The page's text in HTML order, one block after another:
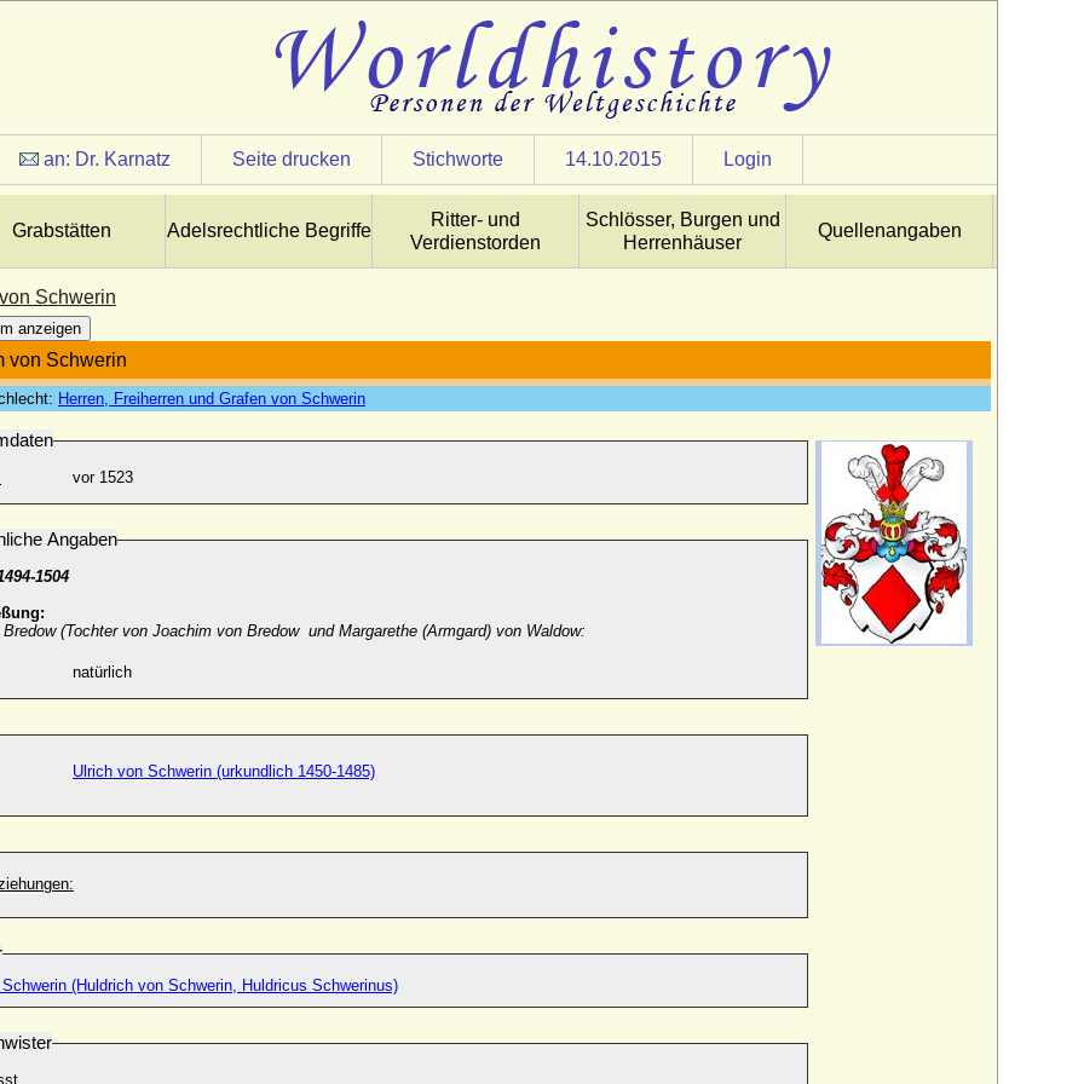
an: Dr. Karnatz Seite drucken Stichworte 14.10.2015 Login
Grabstätten Adelsrechtliche Begriffe
Ritter- und
Verdienstorden
Schlösser, Burgen und
Herrenhäuser
Quellenangaben
Schwerin
anzeigen
von Schwerin
Herren, Freiherren und Grafen von Schwerin
vor 1523
Angaben
1504
(Tochter von Joachim von Bredow und Margarethe (Armgard) von Waldow:
natürlich
Ulrich von Schwerin (urkundlich 1450-1485)
von Schwerin (Huldrich von Schwerin, Huldricus Schwerinus)